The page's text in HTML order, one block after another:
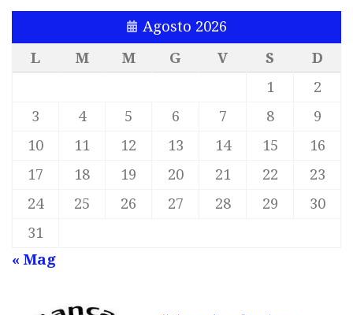
Agosto 2026
L
M M G V S
D
1
2
3
4 5 6 7 8
9
10
11 12 13 14 15
16
17
18 19 20 21 22
23
24
25 26 27 28 29
30
31
« Mag